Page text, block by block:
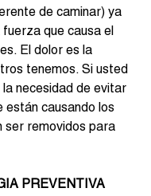
de caminar) ya
que causa el
El dolor es la
tenemos. Si usted
la necesidad de evitar
están causando los
ser removidos para
PREVENTIVA